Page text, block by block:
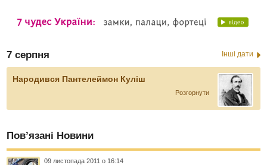
7 серпня Інші дати
Народився Пантелеймон Куліш
Розгорнути
Пов’язані Новини
09 листопада 2011 о 16:14